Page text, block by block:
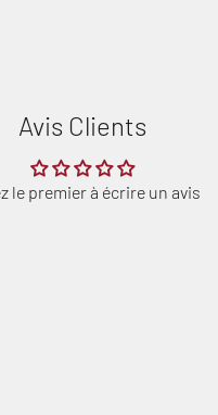
Avis Clients
le premier à écrire un avis